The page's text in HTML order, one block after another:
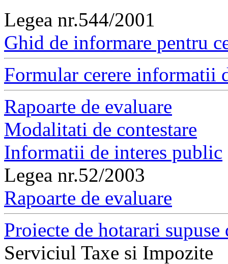
Legea nr.544/2001
Ghid de informare pentru
Formular cerere informatii
Rapoarte de evaluare
Modalitati de contestare
Informatii de interes public
Legea nr.52/2003
Rapoarte de evaluare
Proiecte de hotarari
Serviciul Taxe si Impozite